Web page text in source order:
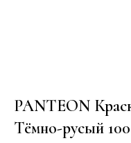
PANTEON
Тёмно-русый